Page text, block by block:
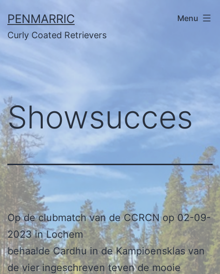
naar
de
PENMARRIC
Curly Coated Retrievers
Menu
Showsucces
Op de clubmatch van de CCRCN op 02-09-
2023 in Lochem
behaalde Cardhu in de Kampioensklas van
de vier ingeschreven teven de mooie